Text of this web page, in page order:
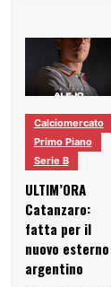
Calciomercato
Primo Piano
Serie B
ULTIM’ORA
Catanzaro:
fatta per il
nuovo esterno
argentino